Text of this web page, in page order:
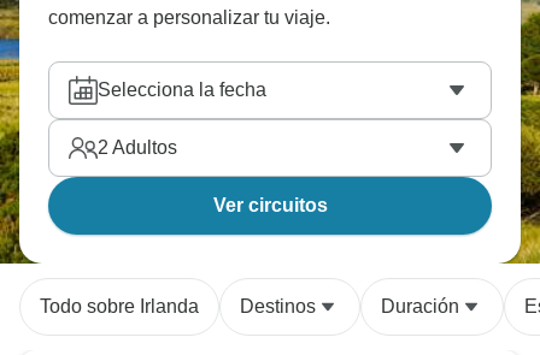
comenzar a personalizar tu viaje.
Selecciona la fecha
2 Adultos
Ver circuitos
Todo sobre Irlanda Destinos Duración